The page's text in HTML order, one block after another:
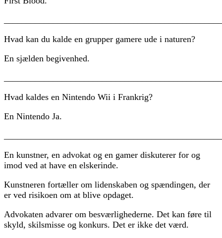
Hvad kan du kalde en grupper gamere ude i naturen?
En sjælden begivenhed.
Hvad kaldes en Nintendo Wii i Frankrig?
En Nintendo Ja.
En kunstner, en advokat og en gamer diskuterer for og
imod ved at have en elskerinde.
Kunstneren fortæller om lidenskaben og spændingen, der
er ved risikoen om at blive opdaget.
Advokaten advarer om besværlighederne. Det kan føre til
skyld, skilsmisse og konkurs. Det er ikke det værd.